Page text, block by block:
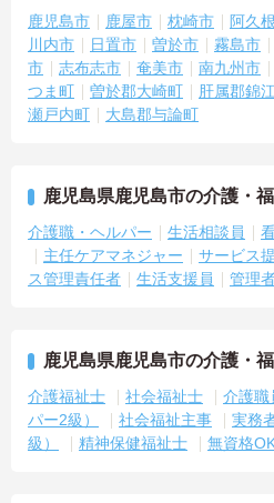
鹿児島市 鹿屋市 枕崎市 阿久
川内市
日置市 曽於市 霧島市
市
志布志市 奄美市 南九州市
つま町
曽於郡大崎町 肝属郡錦
瀬戸内町
大島郡与論町
鹿児島県鹿児島市の介護・
介護職・ヘルパー 生活相談員
主任ケアマネジャー
サービス
ス管理責任者
生活支援員 管理
鹿児島県鹿児島市の介護・
介護福祉士 社会福祉士
介護職
パー2級）
社会福祉主事
実務
級）
精神保健福祉士 無資格